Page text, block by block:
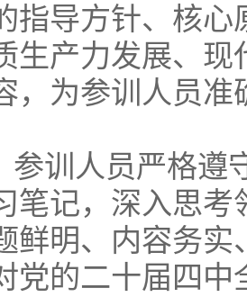
指导方针、核
生产力发展、
，为参训人员
参训人员严格遵
笔记，深入思
鲜明、内容务
党的二十届四